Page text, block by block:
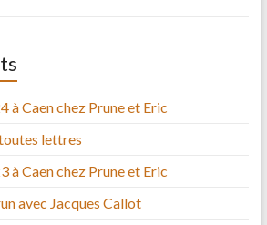
à Caen chez Prune et Eric
lettres
à Caen chez Prune et Eric
avec Jacques Callot